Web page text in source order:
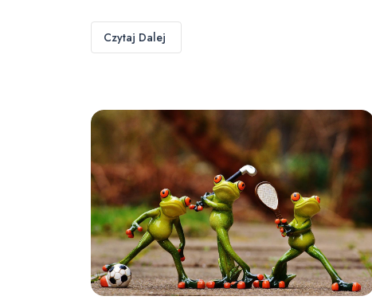
Czytaj Dalej